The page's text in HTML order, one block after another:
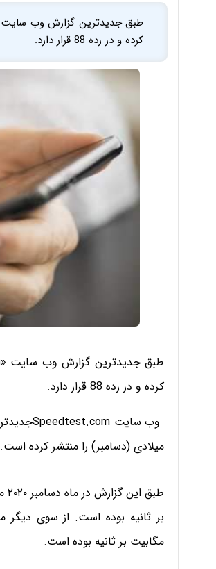
کرده و در رده 88 قرار دارد.
کرده و در رده 88 قرار دارد.
میلادی (دسامبر) را منتشر کرده است.
مگابیت بر ثانیه بوده است.